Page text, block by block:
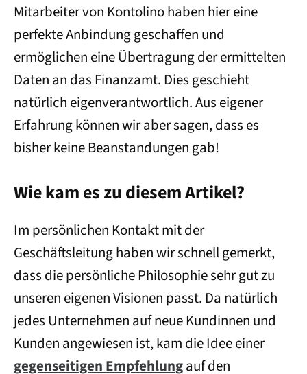
Mitarbeiter von Kontolino haben hier eine
perfekte Anbindung geschaffen und
ermöglichen eine Übertragung der ermittelten
Daten an das Finanzamt. Dies geschieht
natürlich eigenverantwortlich. Aus eigener
Erfahrung können wir aber sagen, dass es
bisher keine Beanstandungen gab!
Wie kam es zu diesem Artikel?
Im persönlichen Kontakt mit der
Geschäftsleitung haben wir schnell gemerkt,
dass die persönliche Philosophie sehr gut zu
unseren eigenen Visionen passt. Da natürlich
jedes Unternehmen auf neue Kundinnen und
Kunden angewiesen ist, kam die Idee einer
gegenseitigen Empfehlungauf den